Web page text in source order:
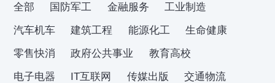
全部 国防军工 金融服务
工业制造
汽车机车
建筑工程 能源化工
生命健康
零售快消
政府公共事业
教育高校
电子电器
IT互联网 传媒出版
交通物流